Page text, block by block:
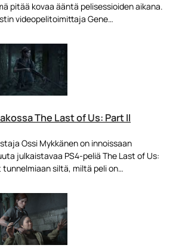
pitää kovaa ääntä pelisessioiden aikana.
videopelitoimittaja Gene…
The Last of Us: Part II
Ossi Mykkänen on innoissaan
julkaistavaa PS4-peliä The Last of Us:
tunnelmiaan siltä, miltä peli on…